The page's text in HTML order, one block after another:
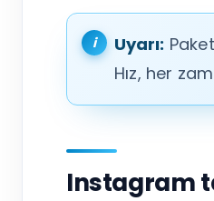
Uyarı:
Hız, her
Instagram